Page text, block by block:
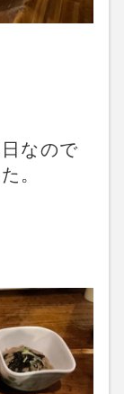
なので
。